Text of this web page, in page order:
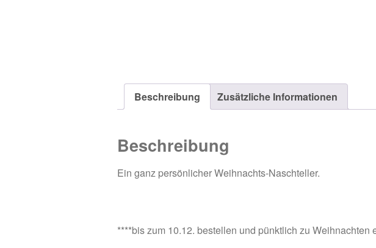
Beschreibung Zusätzliche Informationen
Beschreibung
Ein ganz persönlicher Weihnachts-Naschteller.
****bis zum 10.12. bestellen und pünktlich zu Weihnachten